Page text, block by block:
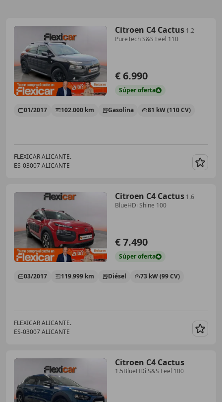
Citroen C4 Cactus 1.2
PureTech S&S Feel 110
€ 6.990
Súperoferta
01/2017 102.000 km Gasolina 81 kW (110 CV)
FLEXICAR ALICANTE.
ES-03007 ALICANTE
Citroen C4 Cactus 1.6
BlueHDi Shine 100
€ 7.490
Súperoferta
03/2017 119.999 km Diésel 73 kW (99 CV)
FLEXICAR ALICANTE.
ES-03007 ALICANTE
Citroen C4 Cactus
1.5BlueHDi S&S Feel 100